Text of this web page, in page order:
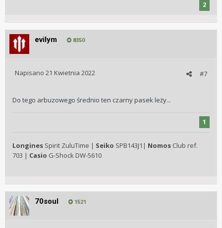
2
evilym 8350
#7
Napisano 21 Kwietnia 2022
Do tego arbuzowego średnio ten czarny pasek leży...
1
Longines Spirit ZuluTime | Seiko SPB143J1| Nomos Club ref.
703 | Casio G-Shock DW-5610
70soul 1521